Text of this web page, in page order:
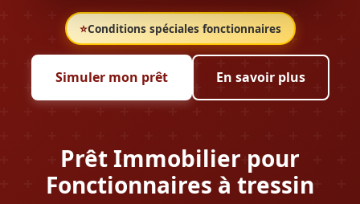
⭐Conditions spéciales fonctionnaires
Prêt Immobilier pour
Fonctionnaires à tressin
Simuler mon prêt En savoir plus